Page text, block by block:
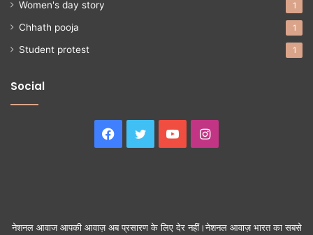
Women's day story 1
Chhath pooja 1
Student protest 1
Social
Facebook
Twitter YouTubeInstagram
नेशनल आवाज आपकी आवाज़ अब प्रसारण के लिए देर नहीं।नेशनल आवाज़ भारत का सबसे